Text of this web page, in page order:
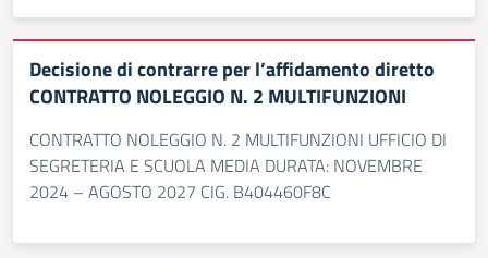
Decisione di contrarre per l’affidamento diretto
CONTRATTO NOLEGGIO N. 2 MULTIFUNZIONI
CONTRATTO NOLEGGIO N. 2 MULTIFUNZIONI UFFICIO DI
SEGRETERIA E SCUOLA MEDIA DURATA: NOVEMBRE
2024 – AGOSTO 2027 CIG. B404460F8C